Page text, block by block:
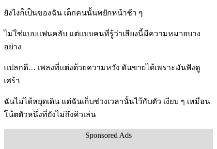
ยังไงก็เป็นของฉัน เด็กคนนั้นพยักหน้าช้า ๆ
ไม่ใช่แบบแฟนคลับ แต่แบบคนที่รู้ว่าเสียงนี้มีความหมายบาง
อย่าง
แปลกดี… เพลงที่แต่งด้วยความหวัง ดันขายได้เพราะมันฟังดู
เศร้า
ฉันไม่ได้หยุดเดิน แต่ฉันเก็บช่วงเวลานั้นไว้กับตัว เงียบ ๆ เหมือน
โน้ตตัวหนึ่งที่ยังไม่ถึงคิวเล่น
Sponsored Ads